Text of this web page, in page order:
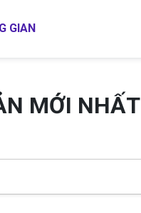
GIAN
MỚI NHẤT